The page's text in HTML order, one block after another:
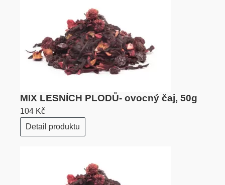
MIX LESNÍCH PLODŮ- ovocný čaj, 50g
104 Kč
Detail produktu